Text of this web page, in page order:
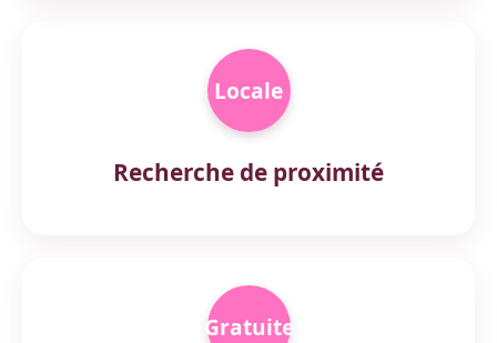
Locale
Recherche de proximité
Gratuite